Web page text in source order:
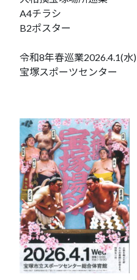
A4チラシ
B2ポスター
令和8年春巡業2026.4.1(水)
宝塚スポーツセンター